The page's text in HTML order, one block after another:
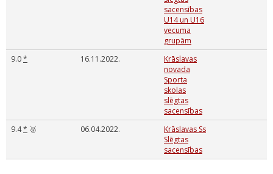
sacensības
U14 un U16
vecuma
grupām
9.0* 16.11.2022.
Krāslavas
novada
Sporta
skolas
slēgtas
sacensības
9.4* 🥈 06.04.2022.
Krāslavas Ss
Slēgtas
sacensības